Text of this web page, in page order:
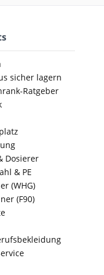
sicher lagern
Ratgeber
Dosierer
& PE
(WHG)
(F90)